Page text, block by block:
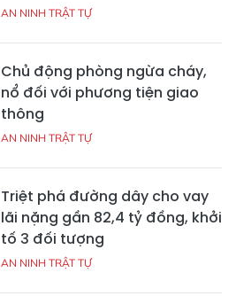
AN NINH TRẬT TỰ
Chủ động phòng ngừa cháy,
nổ đối với phương tiện giao
thông
AN NINH TRẬT TỰ
Triệt phá đường dây cho vay
lãi nặng gần 82,4 tỷ đồng, khởi
tố 3 đối tượng
AN NINH TRẬT TỰ